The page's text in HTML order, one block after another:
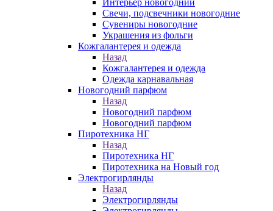
Свечи, подсвечники новогодние
Сувениры новогодние
Украшения из фольги
Кожгалантерея и одежда
Назад
Кожгалантерея и одежда
Одежда карнавальная
Новогодний парфюм
Назад
Новогодний парфюм
Новогодний парфюм
Пиротехника НГ
Назад
Пиротехника НГ
Пиротехника на Новый год
Электрогирлянды
Назад
Электрогирлянды